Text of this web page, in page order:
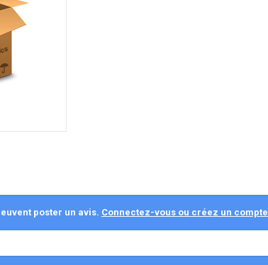
poster un avis. Connectez-vous ou créez un compte